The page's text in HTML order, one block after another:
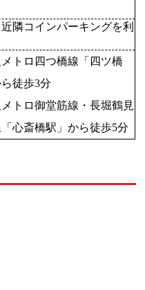
隣コインパーキングを利
トロ四つ橋線「四ツ橋
徒歩3分
トロ御堂筋線・長堀鶴見
心斎橋駅」から徒歩5分